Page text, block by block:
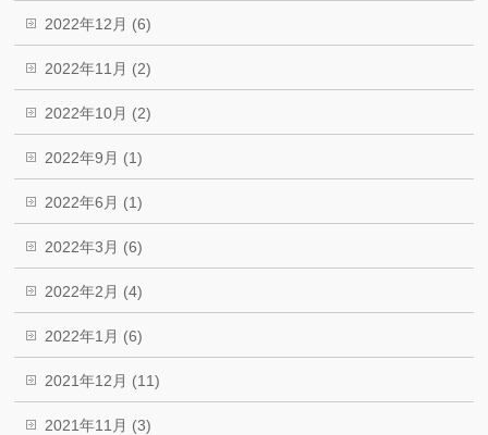
2022年12月 (6)
2022年11月 (2)
2022年10月 (2)
2022年9月 (1)
2022年6月 (1)
2022年3月 (6)
2022年2月 (4)
2022年1月 (6)
2021年12月 (11)
2021年11月 (3)